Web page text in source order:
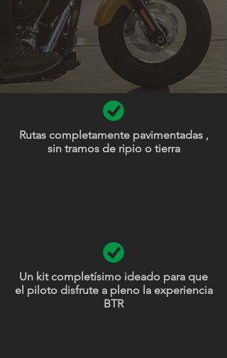
Rutas completamente pavimentadas ,
sin tramos de ripio o tierra
Un kit completísimo ideado para que
el piloto disfrute a pleno la experiencia
BTR